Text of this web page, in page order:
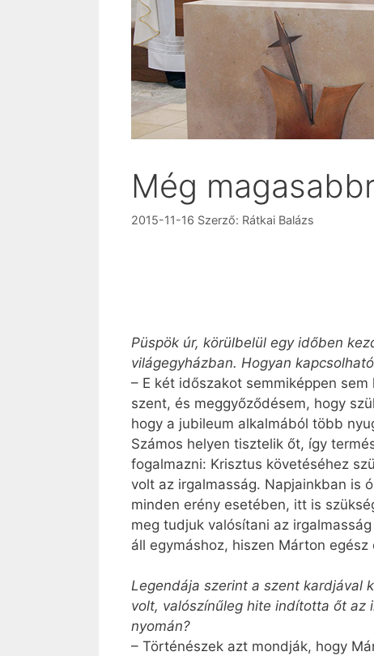
Még
2015-11-16 Szerző: Rátkai Balázs
Püspök úr, körülbelül egy időben
világegyházban. Hogyan
– E két időszakot semmiképpen
szent, és meggyőződésem, hogy
hogy a jubileum alkalmából több
Számos helyen tisztelik őt, így
fogalmazni: Krisztus követéséhez
volt az irgalmasság. Napjainkban is
minden erény esetében, itt is
meg tudjuk valósítani az
áll egymáshoz, hiszen Márton
Legendája szerint a szent kardjával
volt, valószínűleg hite indította őt az
nyomán?
– Történészek azt mondják, hogy